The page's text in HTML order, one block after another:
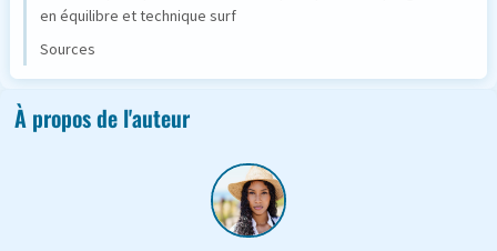
en équilibre et technique surf
Sources
À propos de l'auteur